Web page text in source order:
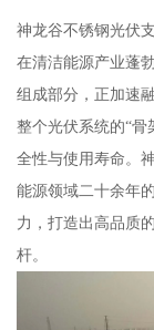
神龙谷不锈钢光伏
在清洁能源产业蓬
组成部分，正加速
整个光伏系统的“骨
全性与使用寿命。
能源领域二十余年
力，打造出高品质
杆。